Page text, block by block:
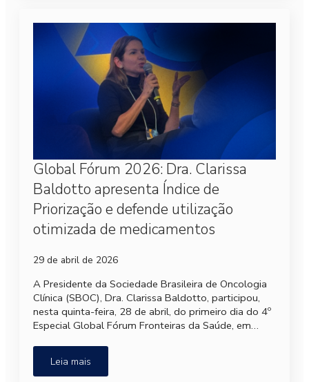
Global Fórum 2026: Dra. Clarissa
Baldotto apresenta Índice de
Priorização e defende utilização
otimizada de medicamentos
29 de abril de 2026
A Presidente da Sociedade Brasileira de Oncologia
Clínica (SBOC), Dra. Clarissa Baldotto, participou,
nesta quinta-feira, 28 de abril, do primeiro dia do 4º
Especial Global Fórum Fronteiras da Saúde, em…
Leia mais